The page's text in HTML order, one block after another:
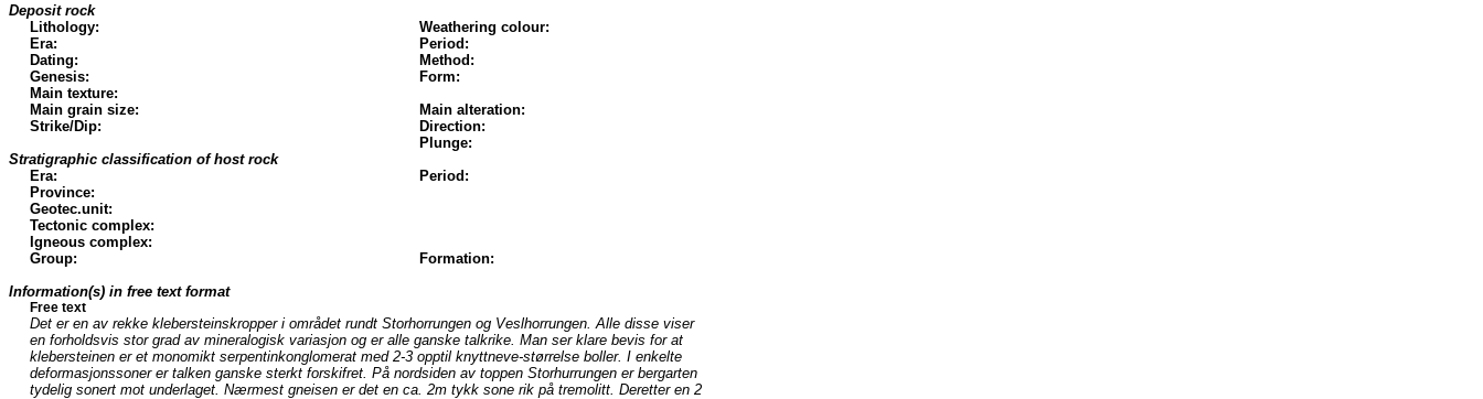
Deposit rock
Lithology:
Weathering colour:
Era:
Period:
Dating:
Method:
Genesis:
Form:
Main texture:
Main grain size:
Main alteration:
Strike/Dip:
Direction:
Plunge:
Stratigraphic classification of host rock
Era:
Period:
Province:
Geotec.unit:
Tectonic complex:
Igneous complex:
Group:
Formation:
Information(s) in free text format
Free text
Det er en av rekke klebersteinskropper i området rundt Storhorrungen og Veslhorrungen. Alle disse viser
en forholdsvis stor grad av mineralogisk variasjon og er alle ganske talkrike. Man ser klare bevis for at
klebersteinen er et monomikt serpentinkonglomerat med 2-3 opptil knyttneve-størrelse boller. I enkelte
deformasjonssoner er talken ganske sterkt forskifret. På nordsiden av toppen Storhurrungen er bergarten
tydelig sonert mot underlaget. Nærmest gneisen er det en ca. 2m tykk sone rik på tremolitt. Deretter en 2